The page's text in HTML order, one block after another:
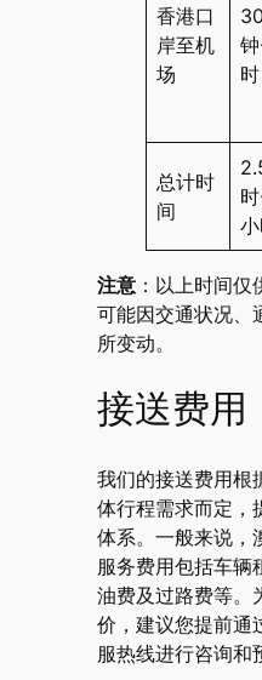
香港口
岸至机
场
时
总计时
间
注意：以上时间仅
可能因交通状况、
所变动。
接送费用
我们的接送费用根
体行程需求而定，
体系。一般来说，
服务费用包括车辆
油费及过路费等。
价，建议您提前通
服热线进行咨询和